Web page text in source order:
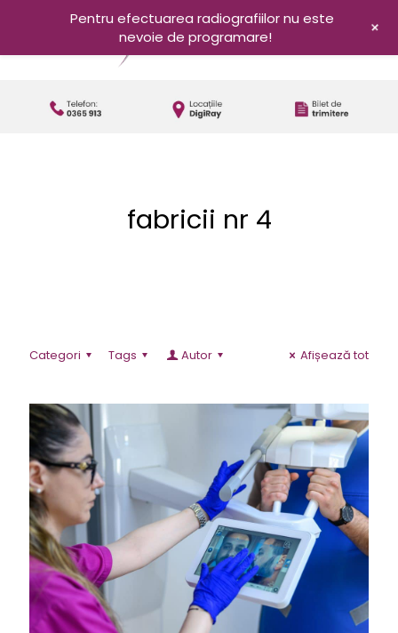
fabricii nr 4
Categori Tags Autor Afișează tot
Pentru efectuarea radiografiilor nu este
nevoie de programare!
+